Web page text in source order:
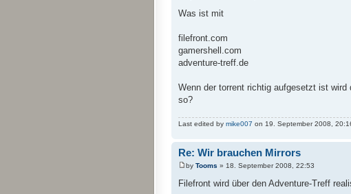
Was ist mit
filefront.com
gamershell.com
adventure-treff.de
Wenn der torrent richtig aufgesetzt ist
so?
Last edited by mike007 on 19. September 2008,
Re: Wir brauchen Mirrors
by Tooms » 18. September 2008, 22:53
Filefront wird über den Adventure-Treff